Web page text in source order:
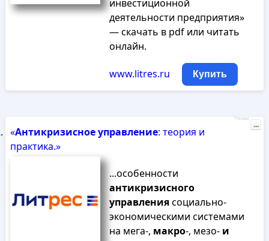
инвестиционной
деятельности предприятия»
— скачать в pdf или читать
онлайн.
www.litres.ru Купить
«Антикризисноеуправление: теория и
практика.»
...особенности
антикризисного
управлениясоциально-
экономическими системами
на мега-, макро-, мезо- и
Реклама
...